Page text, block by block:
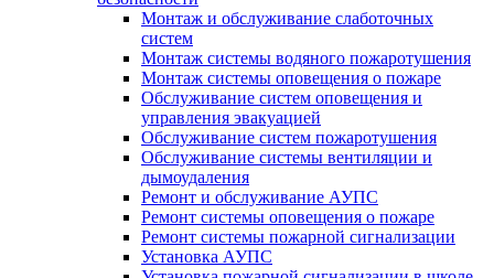
Монтаж и обслуживание слаботочных
систем
Монтаж системы водяного пожаротушения
Монтаж системы оповещения о пожаре
Обслуживание систем оповещения и
управления эвакуацией
Обслуживание систем пожаротушения
Обслуживание системы вентиляции и
дымоудаления
Ремонт и обслуживание АУПС
Ремонт системы оповещения о пожаре
Ремонт системы пожарной сигнализации
Установка АУПС